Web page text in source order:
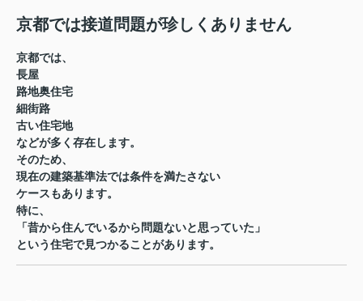
京都では接道問題が珍しくありません
京都では、
長屋
路地奥住宅
細街路
古い住宅地
などが多く存在します。
そのため、
現在の建築基準法では条件を満たさない
ケースもあります。
特に、
「昔から住んでいるから問題ないと思っていた」
という住宅で見つかることがあります。